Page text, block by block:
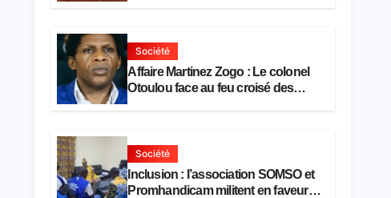
Société
Affaire Martinez Zogo : Le colonel
Otoulou face au feu croisé des
Société
Inclusion : l’association SOMSO et
Promhandicam militent en faveur